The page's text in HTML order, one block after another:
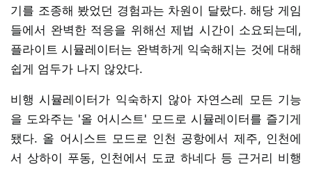
기를 조종해 봤었던 경험과는 차원이 달랐다. 해당 게임
들에서 완벽한 적응을 위해선 제법 시간이 소요되는데,
플라이트 시뮬레이터는 완벽하게 익숙해지는 것에 대해
쉽게 엄두가 나지 않았다.
비행 시뮬레이터가 익숙하지 않아 자연스레 모든 기능
을 도와주는 '올 어시스트' 모드로 시뮬레이터를 즐기게
됐다. 올 어시스트 모드로 인천 공항에서 제주, 인천에
서 상하이 푸동, 인천에서 도쿄 하네다 등 근거리 비행